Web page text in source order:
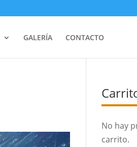
GALERÍA CONTACTO
No hay
carrito.